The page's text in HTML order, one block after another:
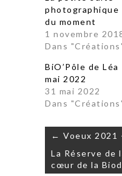
photographique
du moment
1 novembre
Dans
BiO’Pôle de Léa
mai 2022
31 mai 2022
Dans
Navigation
l’article
← Voeux 2021
La Réserve de
cœur de la